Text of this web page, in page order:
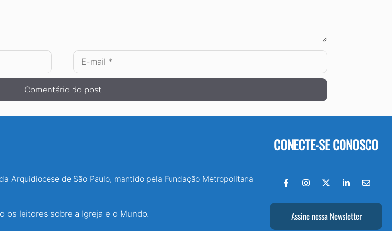
E-
Arquidiocese de São Paulo, mantido pela Fundação Metropolitana
os leitores sobre a Igreja e o Mundo.
CONECTE-SE CONOSCO
Assine nossa Newsletter